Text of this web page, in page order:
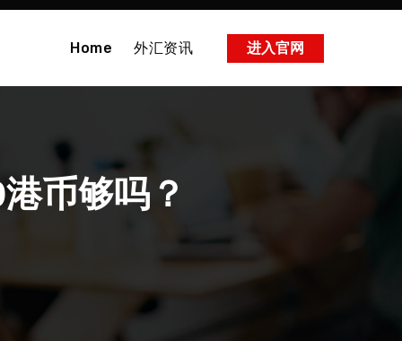
Home 外汇资讯 进入官网
币够吗？